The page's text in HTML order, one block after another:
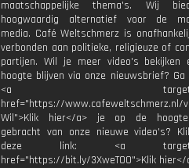
maatschappelijke thema's. Wij
hoogwaardig alternatief voor de
media. Café Weltschmerz is
verbonden aan politieke, religieuze of
partijen. Wil je meer video's bekijken
hoogte blijven via onze nieuwsbrief? Ga
<a
href="https://www.cafeweltschmerz.nl/
Wil">Klik hier</a> je op de
gebracht van onze nieuwe video's?
deze link: <a
href="https://bit.ly/3XweTO0">Klik hier</